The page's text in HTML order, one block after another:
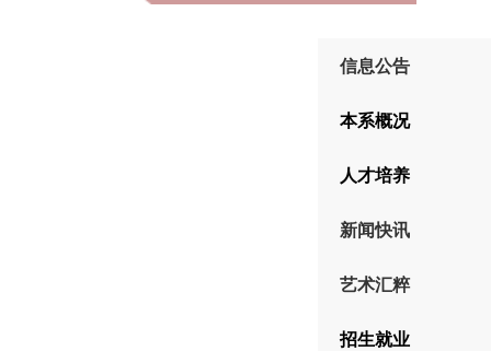
信息公告
本系概况
人才培养
新闻快讯
艺术汇粹
招生就业